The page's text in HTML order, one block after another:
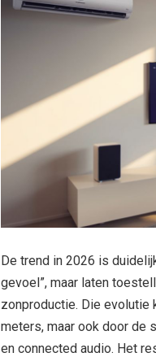
De trend in 2026 is
gevoel”, maar laten
zonproductie. Die evolutie
meters, maar ook door de
en connected audio. Het